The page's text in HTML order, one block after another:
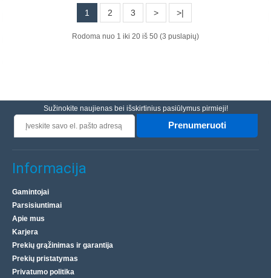
Carplay/Android Auto belaidis adapteris
CARLINKIT
Carlinkit TBOX-Plus 8+128GB Apple Carplay/Android Auto
nepakeičiamas įtaisas kiekvienam vairuotojui, verti..
178.20€
Prekių Pristatymas 4-6 D.d.
Įdėti į krepšelį
1 2 3 > >|
Rodoma nuo 1 iki 20 iš 50 (3 puslapių)
Sužinokite naujienas bei išskirtinius pasiūlymus pirmieji!
Prenumeruoti
Informacija
Gamintojai
Parsisiuntimai
Apie mus
Karjera
Prekių grąžinimas ir garantija
Prekių pristatymas
Privatumo politika